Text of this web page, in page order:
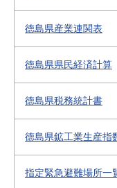
徳島県産業連関表
徳島県県民経済計算
徳島県税務統計書
徳島県鉱工業生産指
指定緊急避難場所一